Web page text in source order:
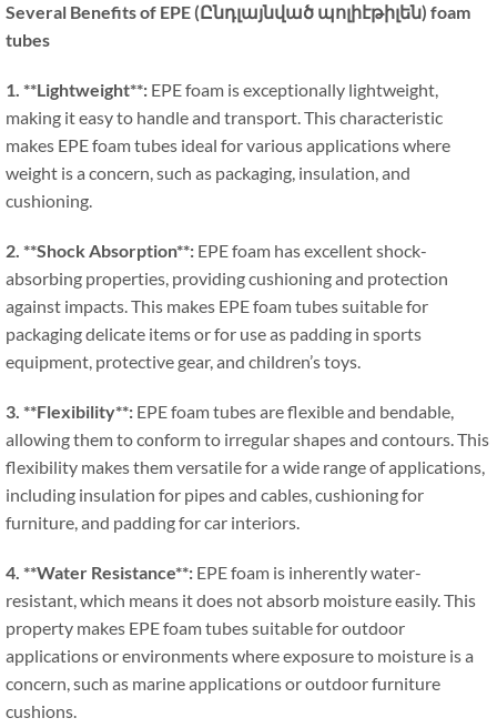
Several Benefits of EPE (Ընդլայնված պոլիէթիլեն) foam
tubes
1. **Lightweight**: EPE foam is exceptionally lightweight,
making it easy to handle and transport.This characteristic
makes EPE foam tubes ideal for various applications where
weight is a concern,such as packaging, insulation,and
cushioning.
2. **Shock Absorption**: EPE foam has excellent shock-
absorbing properties, providing cushioning and protection
against impacts.This makes EPE foam tubes suitable for
packaging delicate items or for use as padding in sports
equipment, protective gear,and children’s toys.
3. **Flexibility**: EPE foam tubes are flexible and bendable,
allowing them to conform to irregular shapes and contours.This
flexibility makes them versatile for a wide range of applications,
including insulation for pipes and cables,cushioning for
furniture,and padding for car interiors.
4. **Water Resistance**: EPE foam is inherently water-
resistant,which means it does not absorb moisture easily.This
property makes EPE foam tubes suitable for outdoor
applications or environments where exposure to moisture is a
concern,such as marine applications or outdoor furniture
cushions.